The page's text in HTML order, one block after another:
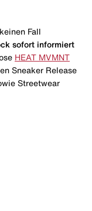
Fall
sofort informiert
HEAT MVMNT
Sneaker Release
Streetwear